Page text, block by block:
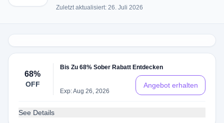
August 2026
Zuletzt aktualisiert: 26. Juli 2026
68%
OFF
Bis Zu 68% Sober Rabatt Entdecken
Exp: Aug 26, 2026
Angebot erhalten
See Details